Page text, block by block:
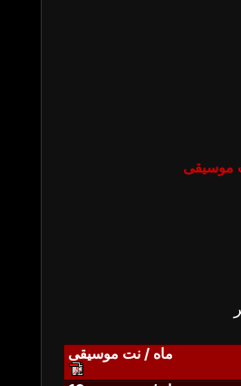
موسیقی
ماه / نت موسیقی